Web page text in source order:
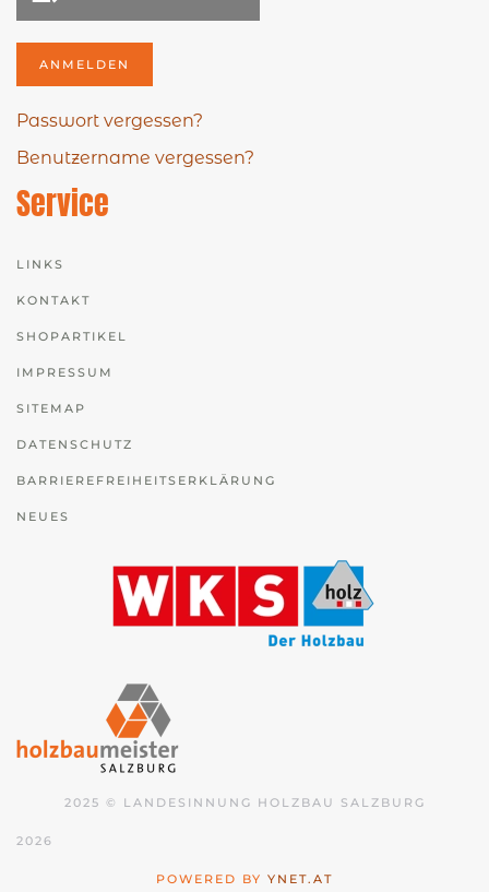
ANMELDEN
Passwort vergessen?
Benutzername vergessen?
Service
LINKS
KONTAKT
SHOPARTIKEL
IMPRESSUM
SITEMAP
DATENSCHUTZ
BARRIEREFREIHEITSERKLÄRUNG
NEUES
2025 © LANDESINNUNG HOLZBAU SALZBURG
2026
POWERED BY YNET.AT